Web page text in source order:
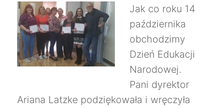
Jak co roku 14
października
obchodzimy
Dzień Edukacji
Narodowej.
Pani dyrektor
Ariana Latzke podziękowała i wręczyła